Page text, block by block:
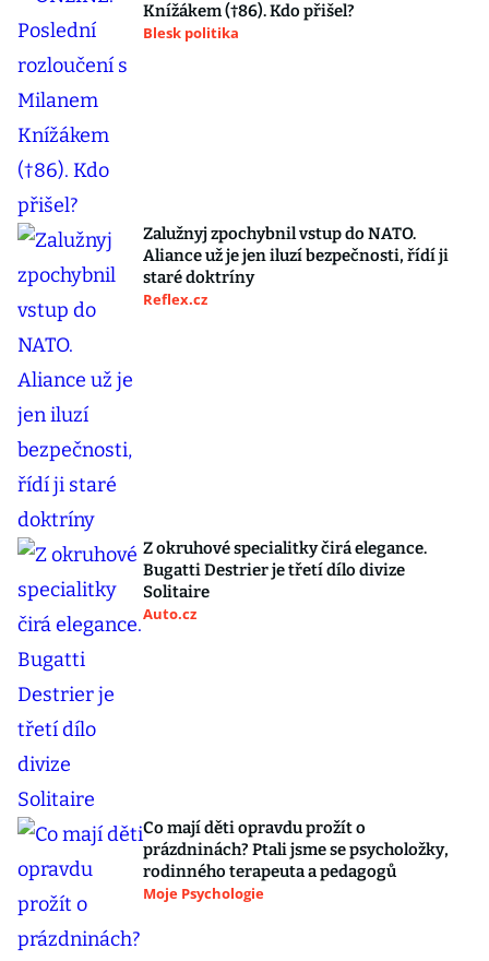
Knížákem (†86). Kdo přišel?
Blesk politika
Zalužnyj zpochybnil vstup do NATO.
Aliance už je jen iluzí bezpečnosti, řídí ji
staré doktríny
Reflex.cz
Z okruhové specialitky čirá elegance.
Bugatti Destrier je třetí dílo divize
Solitaire
Auto.cz
Co mají děti opravdu prožít o
prázdninách? Ptali jsme se psycholožky,
rodinného terapeuta a pedagogů
Moje Psychologie